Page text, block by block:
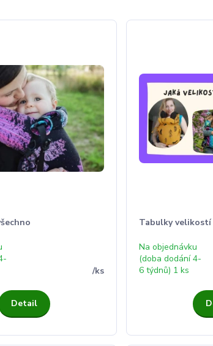
/ks
Detail
Tabulky velikostí
Na objednávku
(doba dodání 4-
6 týdnů) 1 ks